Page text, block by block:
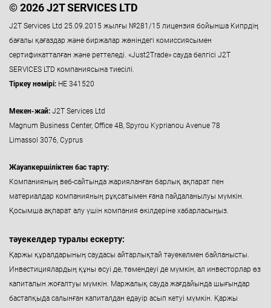
© 2026 J2T SERVICES LTD
J2T Services Ltd 25.09.2015 жылғы №281/15 лицензия бойынша Кипрдің
бағалы қағаздар және биржалар жөніндегі комиссиясымен
сертификатталған және реттеледі. «Just2Trade» сауда белгісі J2T
SERVICES LTD компаниясына тиесілі.
Тіркеу нөмірі: HE 341520
Мекен-жай: J2T Services Ltd
Magnum Business Center, Office 4B, Spyrou Kyprianou Avenue 78
Limassol 3076, Cyprus
Жауапкершіліктен бас тарту:
Компанияның веб-сайтында жарияланған барлық ақпарат пен
материалдар компанияның рұқсатымен ғана пайдаланылуы мүмкін.
Қосымша ақпарат алу үшін компания өкілдеріне хабарласыңыз.
тәуекелдер туралы ескерту:
Қаржы құралдарының саудасы айтарлықтай тәуекелмен байланысты.
Инвестициялардың құны өсуі де, төмендеуі де мүмкін, ал инвесторлар өз
капиталын жоғалтуы мүмкін. Маржалық сауда жағдайында шығындар
бастапқыда салынған капиталдан едәуір асып кетуі мүмкін. Қаржы